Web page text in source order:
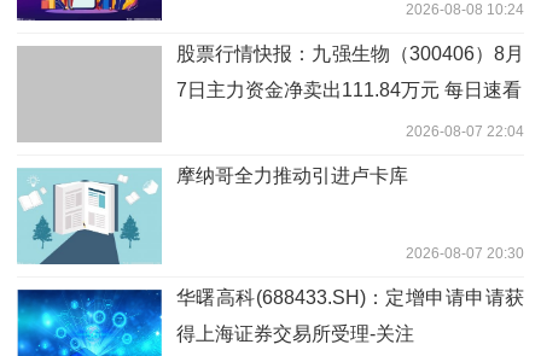
2026-08-08 10:24
股票行情快报：九强生物（300406）8月
7日主力资金净卖出111.84万元 每日速看
2026-08-07 22:04
摩纳哥全力推动引进卢卡库
2026-08-07 20:30
华曙高科(688433.SH)：定增申请申请获
得上海证券交易所受理-关注